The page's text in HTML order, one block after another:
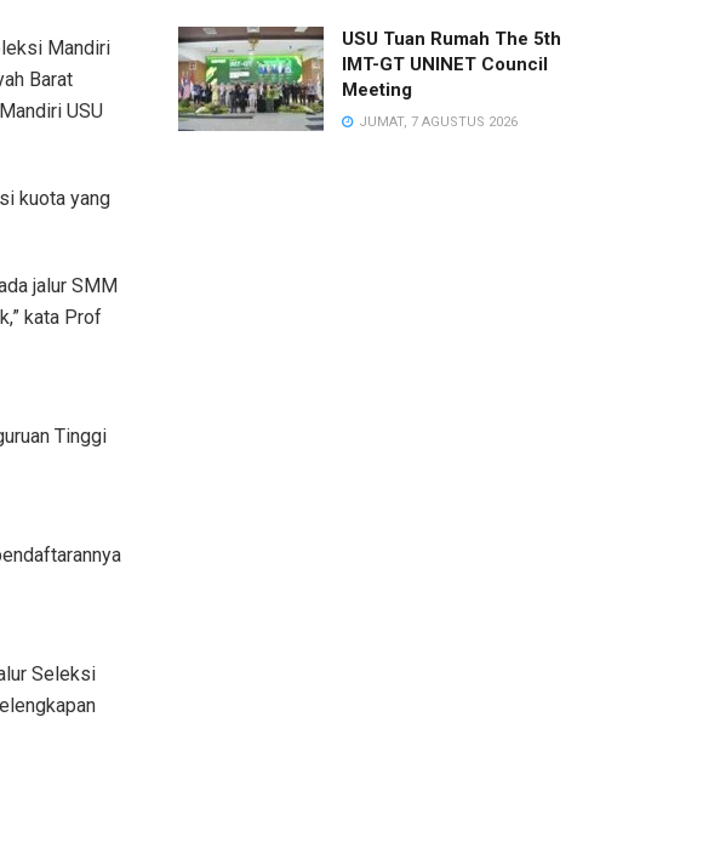
Mandiri
Barat
USU
kuota yang
jalur SMM
kata Prof
Tinggi
Seleksi
USU Tuan Rumah The 5th
IMT-GT UNINET Council
Meeting
JUMAT, 7 AGUSTUS 2026